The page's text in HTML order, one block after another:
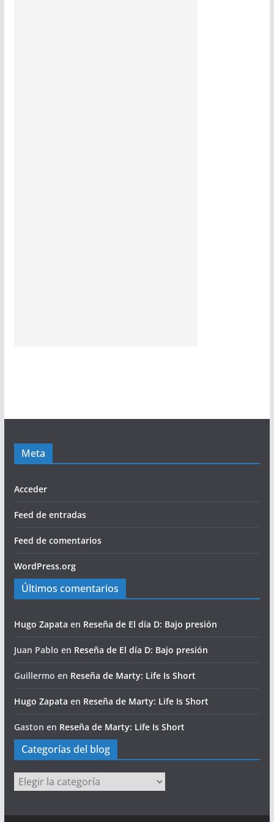
Meta
Acceder
Feed de entradas
Feed de comentarios
WordPress.org
Últimos comentarios
Hugo Zapata en Reseña de El día D: Bajo presión
Juan Pablo en Reseña de El día D: Bajo presión
Guillermo en Reseña de Marty: Life Is Short
Hugo Zapata en Reseña de Marty: Life Is Short
Gaston en Reseña de Marty: Life Is Short
Categorías del blog
Categorías
del